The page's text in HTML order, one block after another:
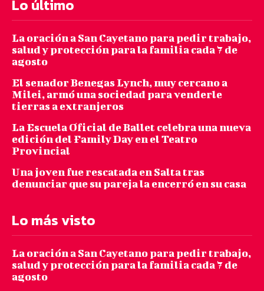
Lo último
La oración a San Cayetano para pedir trabajo,
salud y protección para la familia cada 7 de
agosto
El senador Benegas Lynch, muy cercano a
Milei, armó una sociedad para venderle
tierras a extranjeros
La Escuela Oficial de Ballet celebra una nueva
edición del Family Day en el Teatro
Provincial
Una joven fue rescatada en Salta tras
denunciar que su pareja la encerró en su casa
Lo más visto
La oración a San Cayetano para pedir trabajo,
salud y protección para la familia cada 7 de
agosto